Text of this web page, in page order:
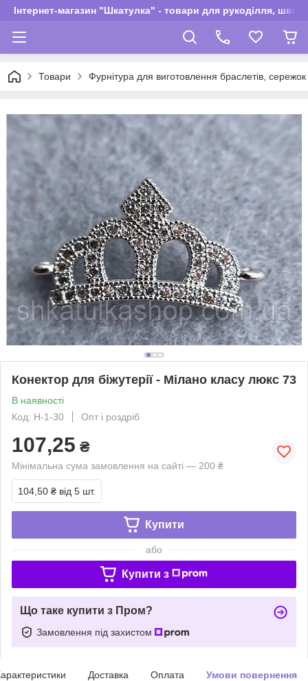
Інтернет-магазин "Шкатулка" - товари для рукоділля,
Товари Фурнітура для виготовлення браслетів,
Конектор для біжутерії - Мілано класу люкс 73
В наявності
Код: Н-1-30
Опт і роздріб
107,25 ₴
Мінімальна сума замовлення на сайті — 200 ₴
104,50 ₴ від 5 шт.
Купити
або
Купити з
Що таке купити з Пром?
Замовлення під захистом
Доставка Оплата Умови повернення